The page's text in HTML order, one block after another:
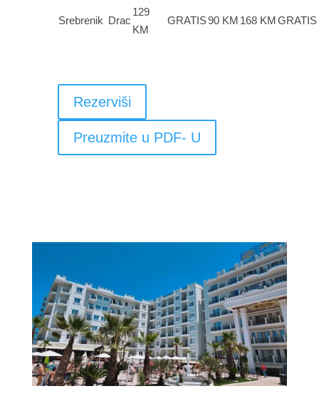
Srebrenik Drac
129
KM
GRATIS90 KM 168 KMGRATIS
Rezerviši
Preuzmite u PDF- U